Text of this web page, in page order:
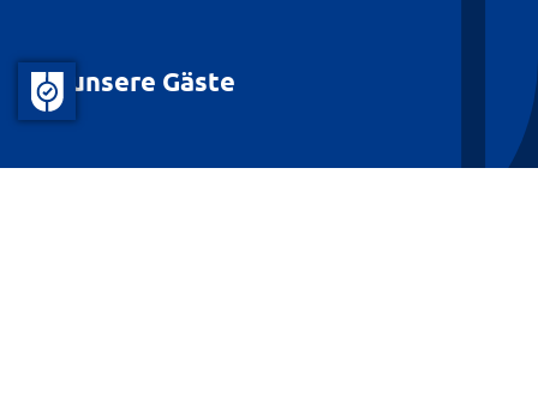
Für unsere Gäste